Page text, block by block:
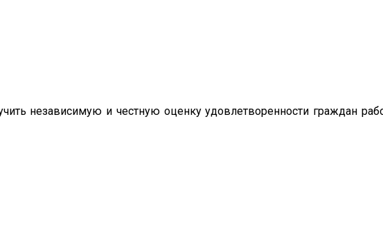
независимую и честную оценку удовлетворенности граждан